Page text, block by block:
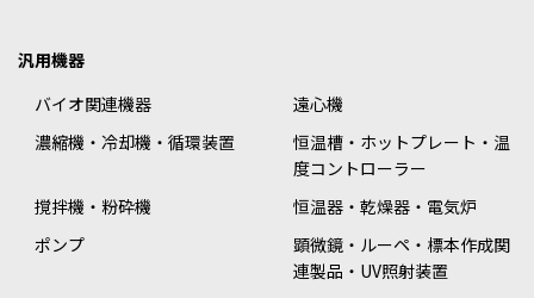
汎用機器
バイオ関連機器
遠心機
濃縮機・冷却機・循環装置
恒温槽・ホットプレート・温
度コントローラー
撹拌機・粉砕機
恒温器・乾燥器・電気炉
ポンプ
顕微鏡・ルーペ・標本作成関
連製品・UV照射装置